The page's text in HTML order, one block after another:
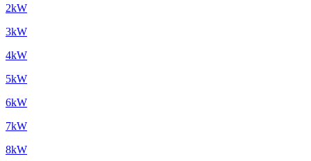
2kW
3kW
4kW
5kW
6kW
7kW
8kW